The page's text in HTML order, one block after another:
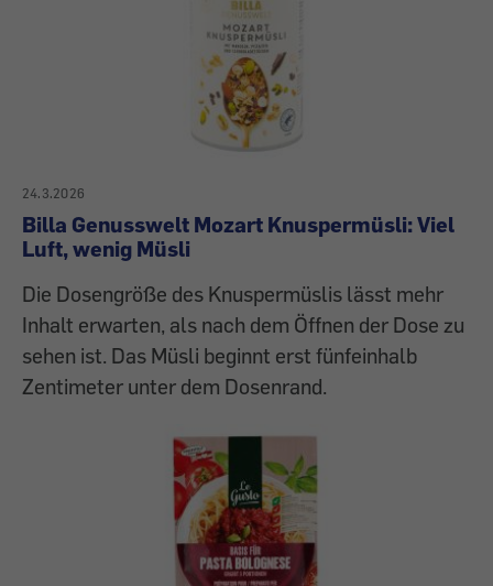
24.3.2026
Billa Genusswelt Mozart Knuspermüsli: Viel
Luft, wenig Müsli
Die Dosengröße des Knuspermüslis lässt mehr
Inhalt erwarten, als nach dem Öffnen der Dose zu
sehen ist. Das Müsli beginnt erst fünfeinhalb
Zentimeter unter dem Dosenrand.